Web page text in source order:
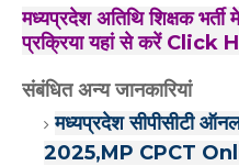
मध्यप्रदेश अतिथि शिक्षक
प्रक्रिया यहां से करें Click
संबंधित अन्य जानकारियां
मध्यप्रदेश सीपीसीटी
2025,MP CPCT